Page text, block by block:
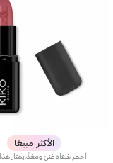
الأكثر مبيعًا